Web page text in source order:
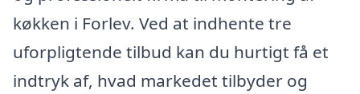
køkken i Forlev. Ved at indhente tre
uforpligtende tilbud kan du hurtigt få et
indtryk af, hvad markedet tilbyder og